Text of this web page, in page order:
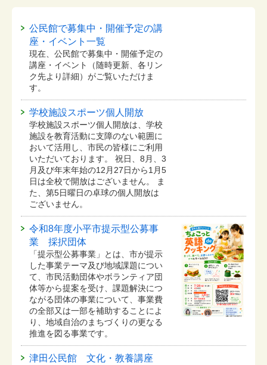
公民館で募集中・開催予定の講
座・イベント一覧
現在、公民館で募集中・開催予定の
講座・イベント（随時更新、各リン
ク先より詳細）がご覧いただけま
す。
学校施設スポーツ個人開放
学校施設スポーツ個人開放は、学校
施設を教育活動に支障のない範囲に
おいて活用し、市民の皆様にご利用
いただいております。 祝日、8月、3
月及び年末年始の12月27日から1月5
日は全校で開放はございません。 ま
た、第5日曜日の卓球の個人開放は
ございません。
令和8年度小平市提示型公募事
業 採択団体
「提示型公募事業」とは、市が提示
した事業テーマ及び地域課題につい
て、市民活動団体やボランティア団
体等から提案を受け、課題解決につ
ながる団体の事業について、事業費
の全部又は一部を補助することによ
り、地域自治のまちづくりの更なる
推進を図る事業です。
津田公民館 文化・教養講座